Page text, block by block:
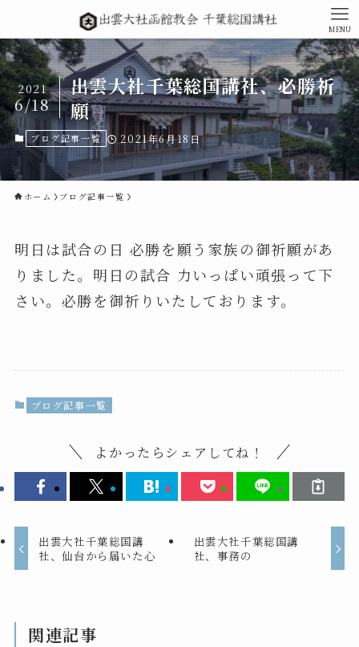
MENU
出雲大社千葉総国講社、必勝祈
願
2021
6/18
ブログ記事一覧 2021年6月18日
ホーム ブログ記事一覧
明日は試合の日 必勝を願う家族の御祈願があ
りました。明日の試合 力いっぱい頑張って下
さい。必勝を御祈りいたしております。
ブログ記事一覧
よかったらシェアしてね！
出雲大社千葉総国講
社、仙台から届いた心
出雲大社千葉総国講
社、事務の
関連記事